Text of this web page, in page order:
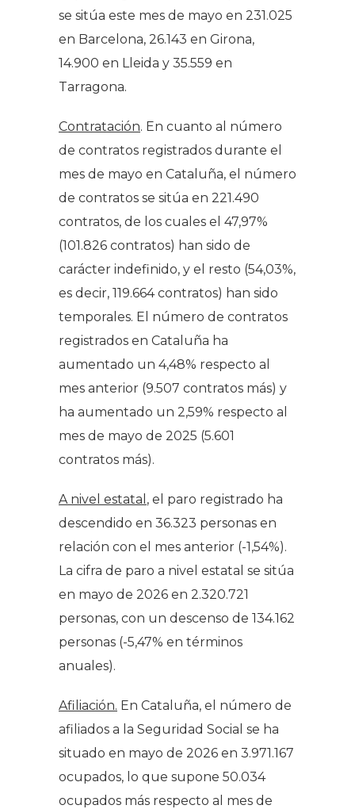
se sitúa este mes de mayo en 231.025
en Barcelona, 26.143 en Girona,
14.900 en Lleida y 35.559 en
Tarragona.
Contratación. En cuanto al número
de contratos registrados durante el
mes de mayo en Cataluña, el número
de contratos se sitúa en 221.490
contratos, de los cuales el 47,97%
(101.826 contratos) han sido de
carácter indefinido, y el resto (54,03%,
es decir, 119.664 contratos) han sido
temporales. El número de contratos
registrados en Cataluña ha
aumentado un 4,48% respecto al
mes anterior (9.507 contratos más) y
ha aumentado un 2,59% respecto al
mes de mayo de 2025 (5.601
contratos más).
A nivel estatal , el paro registrado ha
descendido en 36.323 personas en
relación con el mes anterior (-1,54%).
La cifra de paro a nivel estatal se sitúa
en mayo de 2026 en 2.320.721
personas, con un descenso de 134.162
personas (-5,47% en términos
anuales).
Afiliación. En Cataluña, el número de
afiliados a la Seguridad Social se ha
situado en mayo de 2026 en 3.971.167
ocupados, lo que supone 50.034
ocupados más respecto al mes de